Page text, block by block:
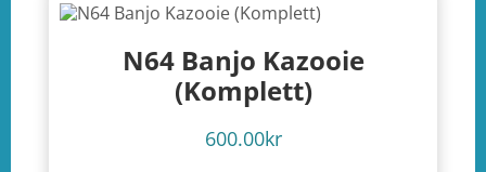
N64 Banjo Kazooie
(Komplett)
600.00kr